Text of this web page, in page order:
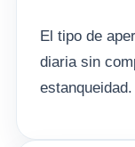
El tipo de
diaria sin
estanqueidad.